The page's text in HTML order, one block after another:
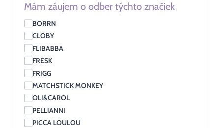
Mám záujem o odber týchto značiek
BORRN
CLOBY
FLIBABBA
FRESK
FRIGG
MATCHSTICK MONKEY
OLI&CAROL
PELLIANNI
PICCA LOULOU